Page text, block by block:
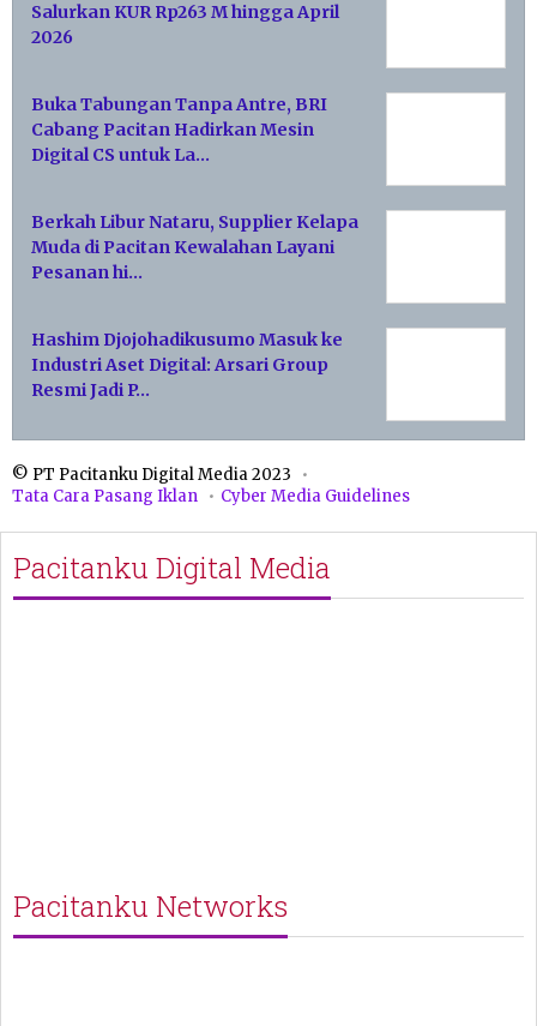
Salurkan KUR Rp263 M hingga April
2026
Buka Tabungan Tanpa Antre, BRI
Cabang Pacitan Hadirkan Mesin
Digital CS untuk La…
Berkah Libur Nataru, Supplier Kelapa
Muda di Pacitan Kewalahan Layani
Pesanan hi…
Hashim Djojohadikusumo Masuk ke
Industri Aset Digital: Arsari Group
Resmi Jadi P…
© PT Pacitanku Digital Media 2023
Tata Cara Pasang Iklan
Cyber Media Guidelines
Pacitanku Digital Media
Pacitanku Networks